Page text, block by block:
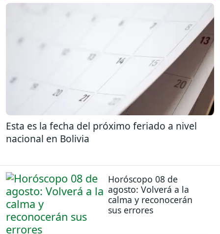
Esta es la fecha del próximo feriado a nivel
nacional en Bolivia
Horóscopo 08 de
agosto: Volverá a la
calma y reconocerán
sus errores